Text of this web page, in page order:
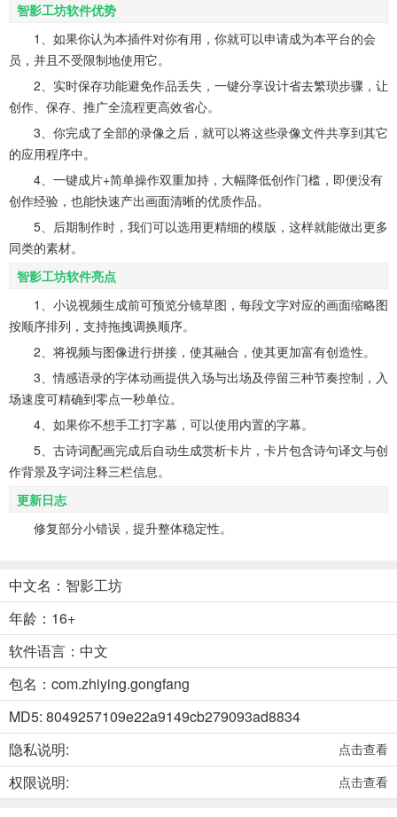
智影工坊软件优势
1、如果你认为本插件对你有用，你就可以申请成为本平台的会
员，并且不受限制地使用它。
2、实时保存功能避免作品丢失，一键分享设计省去繁琐步骤，让
创作、保存、推广全流程更高效省心。
3、你完成了全部的录像之后，就可以将这些录像文件共享到其它
的应用程序中。
4、一键成片+简单操作双重加持，大幅降低创作门槛，即便没有
创作经验，也能快速产出画面清晰的优质作品。
5、后期制作时，我们可以选用更精细的模版，这样就能做出更多
同类的素材。
智影工坊软件亮点
1、小说视频生成前可预览分镜草图，每段文字对应的画面缩略图
按顺序排列，支持拖拽调换顺序。
2、将视频与图像进行拼接，使其融合，使其更加富有创造性。
3、情感语录的字体动画提供入场与出场及停留三种节奏控制，入
场速度可精确到零点一秒单位。
4、如果你不想手工打字幕，可以使用内置的字幕。
5、古诗词配画完成后自动生成赏析卡片，卡片包含诗句译文与创
作背景及字词注释三栏信息。
更新日志
修复部分小错误，提升整体稳定性。
中文名：智影工坊
年龄：16+
软件语言：中文
包名：com.zhiying.gongfang
MD5: 8049257109e22a9149cb279093ad8834
隐私说明:
点击查看
权限说明: 点击查看